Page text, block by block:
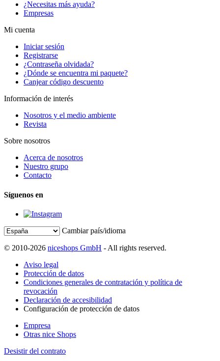
¿Necesitas más ayuda?
Empresas
Mi cuenta
Iniciar sesión
Registrarse
¿Contraseña olvidada?
¿Dónde se encuentra mi paquete?
Canjear código descuento
Información de interés
Nosotros y el medio ambiente
Revista
Sobre nosotros
Acerca de nosotros
Nuestro grupo
Contacto
Síguenos en
Cambiar país/idioma
© 2010-2026 niceshops GmbH - All rights reserved.
Aviso legal
Protección de datos
Condiciones generales de contratación y política de
revocación
Declaración de accesibilidad
Configuración de protección de datos
Empresa
Otras nice Shops
Desistir del contrato